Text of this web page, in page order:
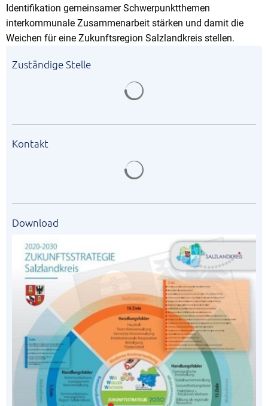
Identifikation gemeinsamer Schwerpunktthemen
interkommunale Zusammenarbeit stärken und damit die
Weichen für eine Zukunftsregion Salzlandkreis stellen.
Zuständige Stelle
Kontakt
Download